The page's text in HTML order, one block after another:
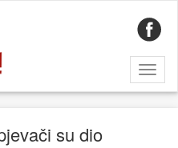
su dio